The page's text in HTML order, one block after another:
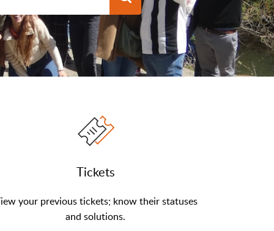
Tickets
your previous tickets; know their statuses
and solutions.